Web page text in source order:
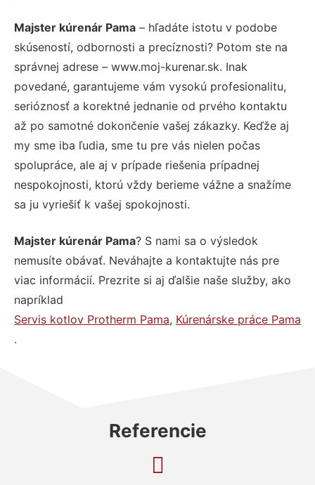
Majster kúrenár Pama – hľadáte istotu v podobe
skúseností, odbornosti a precíznosti? Potom ste na
správnej adrese – www.moj-kurenar.sk. Inak
povedané, garantujeme vám vysokú profesionalitu,
serióznosť a korektné jednanie od prvého kontaktu
až po samotné dokončenie vašej zákazky. Keďže aj
my sme iba ľudia, sme tu pre vás nielen počas
spolupráce, ale aj v prípade riešenia prípadnej
nespokojnosti, ktorú vždy berieme vážne a snažíme
sa ju vyriešiť k vašej spokojnosti.
Majster kúrenár Pama? S nami sa o výsledok
nemusíte obávať. Neváhajte a kontaktujte nás pre
viac informácií. Prezrite si aj ďalšie naše služby, ako
napríklad
Servis kotlov Protherm Pama, Kúrenárske práce Pama
.
Referencie